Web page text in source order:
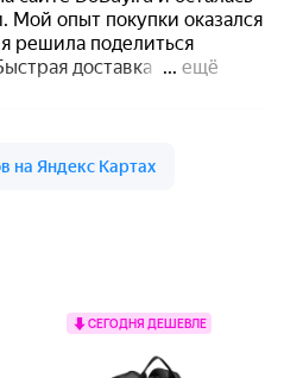
СЕГОДНЯ ДЕШЕВЛЕ